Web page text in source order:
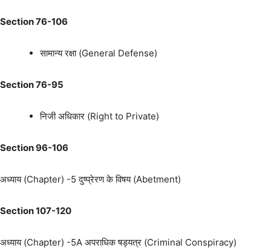
Section 76-106
सामान्य रक्षा (General Defense)
Section 76-95
निजी अधिकार (Right to Private)
Section 96-106
अध्याय (Chapter) -5 दुष्प्रेरण के विषय (Abetment)
Section 107-120
अध्याय (Chapter) -5A अपराधिक षड्यत्र (Criminal Conspiracy)